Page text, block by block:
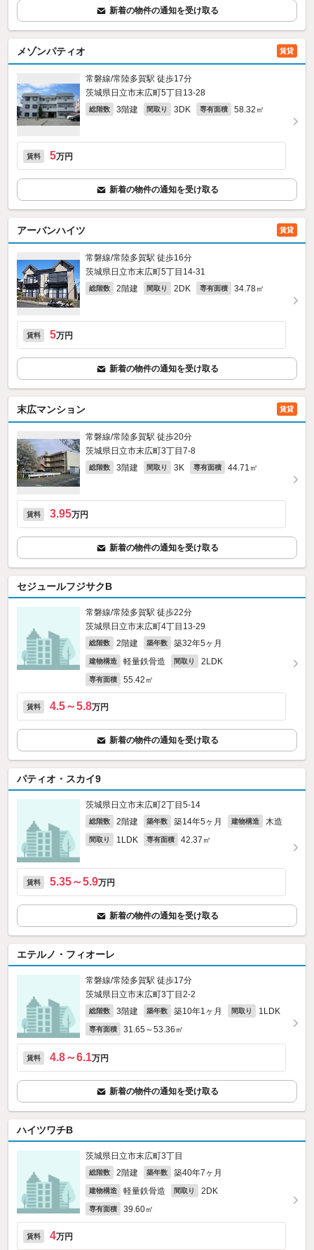
新着の物件の通知を受け取る
メゾンパティオ 賃貸
常磐線/常陸多賀駅 徒歩17分
茨城県日立市末広町5丁目13-28
総階数 3階建 間取り 3DK 専有面積 58.32㎡
賃料 5万円
新着の物件の通知を受け取る
アーバンハイツ 賃貸
常磐線/常陸多賀駅 徒歩16分
茨城県日立市末広町5丁目14-31
総階数 2階建 間取り 2DK 専有面積 34.78㎡
賃料 5万円
新着の物件の通知を受け取る
末広マンション 賃貸
常磐線/常陸多賀駅 徒歩20分
茨城県日立市末広町3丁目7-8
総階数 3階建 間取り 3K 専有面積 44.71㎡
賃料 3.95万円
新着の物件の通知を受け取る
セジュールフジサクB
常磐線/常陸多賀駅 徒歩22分
茨城県日立市末広町4丁目13-29
総階数 2階建 築年数 築32年5ヶ月
建物構造 軽量鉄骨造 間取り 2LDK
専有面積 55.42㎡
賃料 4.5～5.8万円
新着の物件の通知を受け取る
パティオ・スカイ9
茨城県日立市末広町2丁目5-14
総階数 2階建 築年数 築14年5ヶ月 建物構造 木造
間取り 1LDK 専有面積 42.37㎡
賃料 5.35～5.9万円
新着の物件の通知を受け取る
エテルノ・フィオーレ
常磐線/常陸多賀駅 徒歩17分
茨城県日立市末広町3丁目2-2
総階数 3階建 築年数 築10年1ヶ月 間取り 1LDK
専有面積 31.65～53.36㎡
賃料 4.8～6.1万円
新着の物件の通知を受け取る
ハイツワチB
茨城県日立市末広町3丁目
総階数 2階建 築年数 築40年7ヶ月
建物構造 軽量鉄骨造 間取り 2DK
専有面積 39.60㎡
賃料 4万円